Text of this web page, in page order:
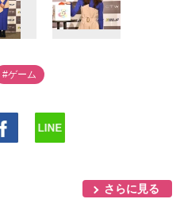
#ゲーム
さらに見る